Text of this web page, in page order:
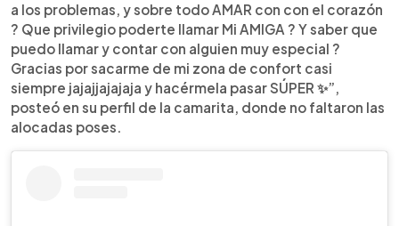
a los problemas, y sobre todo AMAR con con el corazón
? Que privilegio poderte llamar Mi AMIGA ? Y saber que
puedo llamar y contar con alguien muy especial ?
Gracias por sacarme de mi zona de confort casi
siempre jajajjajajaja y hacérmela pasar SÚPER ✨”,
posteó en su perfil de la camarita, donde no faltaron las
alocadas poses.